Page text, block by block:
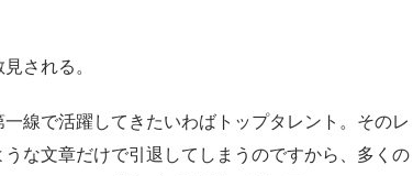
される。
一線で活躍してきたいわばトップタレント。そのレ
な文章だけで引退してしまうのですから、多くの